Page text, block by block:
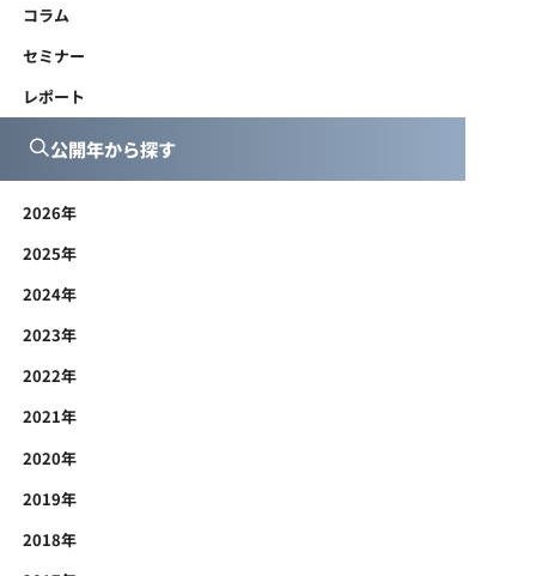
コラム
セミナー
レポート
公開年から探す
2026年
2025年
2024年
2023年
2022年
2021年
2020年
2019年
2018年